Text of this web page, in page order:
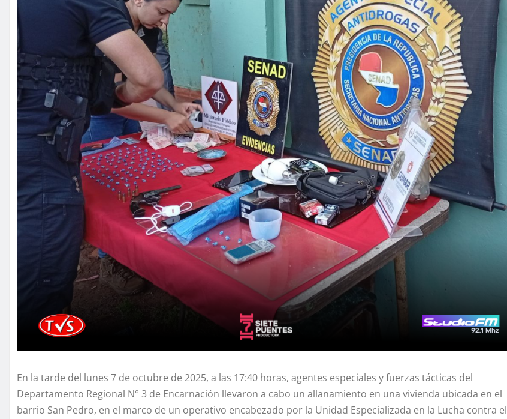
En la tarde del lunes 7 de octubre de 2025, a las 17:40 horas, agentes especiales y fuerzas tácticas del
Departamento Regional N° 3 de Encarnación llevaron a cabo un allanamiento en una vivienda ubicada en el
barrio San Pedro, en el marco de un operativo encabezado por la Unidad Especializada en la Lucha contra el